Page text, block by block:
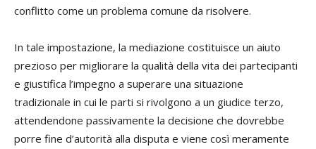
conflitto come un problema comune da risolvere.
In tale impostazione, la mediazione costituisce un aiuto
prezioso per migliorare la qualità della vita dei partecipanti
e giustifica l’impegno a superare una situazione
tradizionale in cui le parti si rivolgono a un giudice terzo,
attendendone passivamente la decisione che dovrebbe
porre fine d’autorità alla disputa e viene così meramente